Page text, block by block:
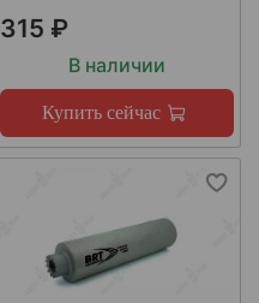
315 ₽
В наличии
Купить сейчас